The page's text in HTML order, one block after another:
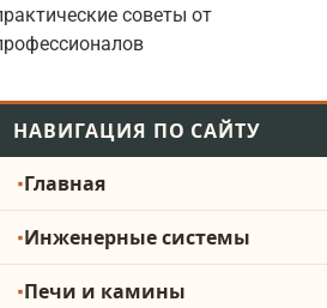
советы от
НАВИГАЦИЯ ПО САЙТУ
Главная
Инженерные системы
Печи и камины